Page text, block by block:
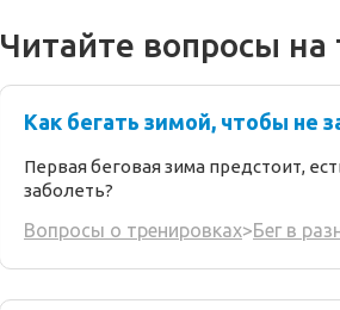
Читайте вопросы
Как бегать зимой, чтобы не
Первая беговая зима предстоит,
заболеть?
Вопросы о тренировках>Бег в